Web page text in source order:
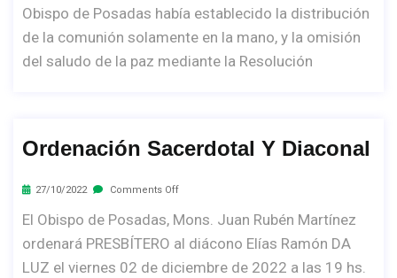
Obispo de Posadas había establecido la distribución
de la comunión solamente en la mano, y la omisión
del saludo de la paz mediante la Resolución
Ordenación Sacerdotal Y Diaconal
27/10/2022 Comments Off
El Obispo de Posadas, Mons. Juan Rubén Martínez
ordenará PRESBÍTERO al diácono Elías Ramón DA
LUZ el viernes 02 de diciembre de 2022 a las 19 hs.